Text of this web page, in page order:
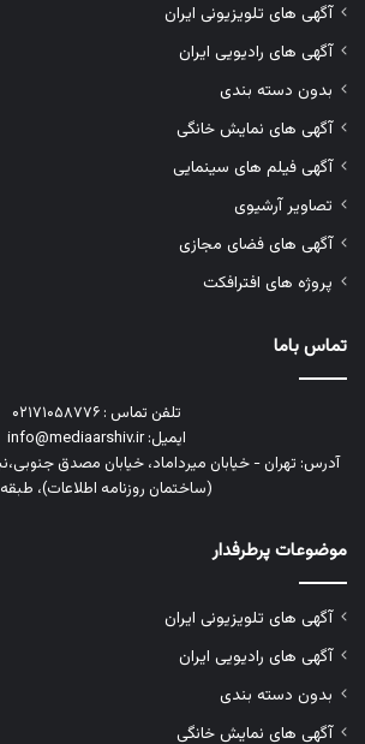
آگهی های تلویزیونی ایران
آگهی های رادیویی ایران
بدون دسته بندی
آگهی های نمایش خانگی
آگهی فیلم های سینمایی
تصاویر آرشیوی
آگهی های فضای مجازی
پروژه های افترافکت
تماس باما
تلفن تماس : ۰۲۱۷۱۰۵۸۷۷۶
ایمیل: info@mediaarshiv.ir
(ساختمان روزنامه اطلاعات)، طبقه ۱۳
موضوعات پرطرفدار
آگهی های تلویزیونی ایران
آگهی های رادیویی ایران
بدون دسته بندی
آگهی های نمایش خانگی